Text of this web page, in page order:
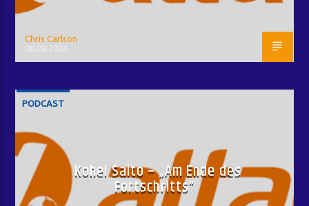
Chris Carlson
PODCAST
Kohei Saito – „Am Ende des
Fortschritts“